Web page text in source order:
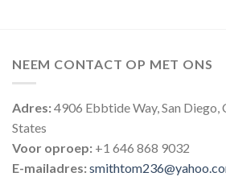
NEEM CONTACT OP MET ONS
Adres:4906 Ebbtide Way, San Diego,
States
Voor oproep: +1 646 868 9032
E-mailadres: